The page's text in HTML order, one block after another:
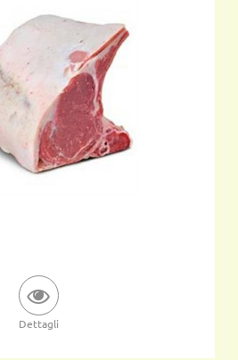
Dettagli